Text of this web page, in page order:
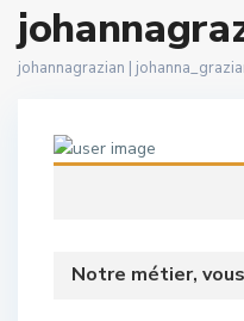
johannagrazian |
Notre métier,